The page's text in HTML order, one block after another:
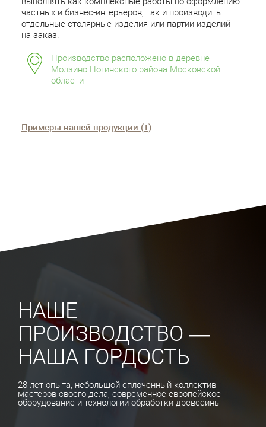
частных и бизнес-интерьеров, так и производить
отдельные столярные изделия или партии изделий
на заказ.
Производство расположено в деревне
Молзино Ногинского района Московской
области
Примеры нашей продукции (+)
НАШЕ
ПРОИЗВОДСТВО —
НАША ГОРДОСТЬ
28 лет опыта, небольшой сплоченный коллектив
мастеров своего дела, современное европейское
оборудование и технологии обработки древесины